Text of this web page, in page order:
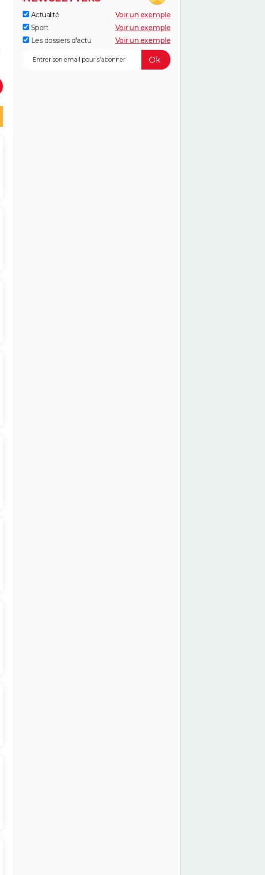
Actualité
Voir un exemple
Sport
Voir un exemple
Les dossiers d'actu
Voir un exemple